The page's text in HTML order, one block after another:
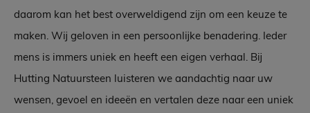
daarom kan het best overweldigend zijn om een keuze te
maken. Wij geloven in een persoonlijke benadering. Ieder
mens is immers uniek en heeft een eigen verhaal. Bij
Hutting Natuursteen luisteren we aandachtig naar uw
wensen, gevoel en ideeën en vertalen deze naar een uniek